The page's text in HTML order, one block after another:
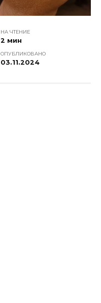
НА ЧТЕНИЕ
2 мин
ОПУБЛИКОВАНО
03.11.2024